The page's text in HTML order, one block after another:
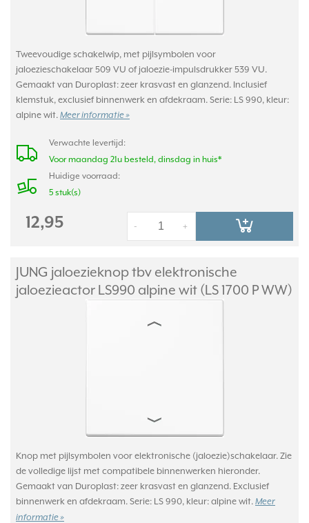
Tweevoudige schakelwip, met pijlsymbolen voor
jaloezieschakelaar 509 VU of jaloezie-impulsdrukker 539 VU.
Gemaakt van Duroplast: zeer krasvast en glanzend. Inclusief
klemstuk, exclusief binnenwerk en afdekraam. Serie: LS 990, kleur:
alpine wit. Meer informatie »
Verwachte levertijd:
Voor maandag 21u besteld, dinsdag in huis*
Huidige voorraad:
5 stuk(s)
12,95 +
-
JUNG jaloezieknop tbv elektronische
jaloezieactor LS990 alpine wit (LS 1700 P WW)
Knop met pijlsymbolen voor elektronische (jaloezie)schakelaar. Zie
de volledige lijst met compatibele binnenwerken hieronder.
Gemaakt van Duroplast: zeer krasvast en glanzend. Exclusief
binnenwerk en afdekraam. Serie: LS 990, kleur: alpine wit. Meer
informatie »